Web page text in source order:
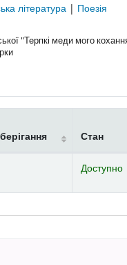
література | Поезія
"Терпкі меди мого
Стан
Доступно